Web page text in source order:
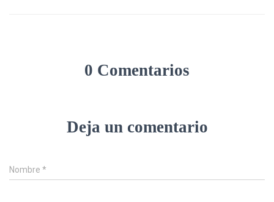
0 Comentarios
Deja un comentario
Nombre *